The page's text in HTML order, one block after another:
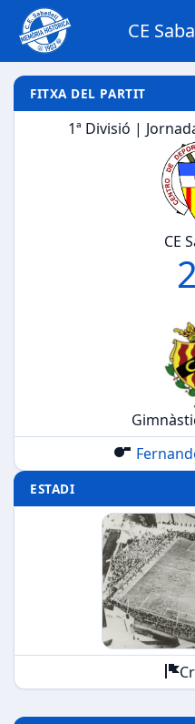
CE
FITXA DEL PARTIT
1ª Divisió |
CE
2
ESTADI